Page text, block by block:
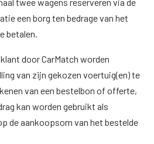
een borg ten bedrage van het
betalen.
door CarMatch worden
van zijn gekozen voertuig(en) te
van een bestelbon of offerte,
kan worden gebruikt als
de aankoopsom van het bestelde